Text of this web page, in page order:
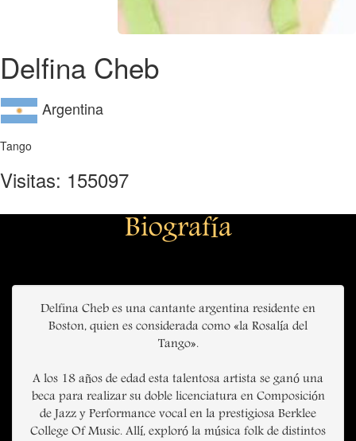
Delfina Cheb
Argentina
Tango
Visitas: 155097
Biografía
Delfina Cheb es una cantante argentina residente en
Boston, quien es considerada como «la Rosalía del
Tango».
A los 18 años de edad esta talentosa artista se ganó una
beca para realizar su doble licenciatura en Composición
de Jazz y Performance vocal en la prestigiosa Berklee
College Of Music. Allí, exploró la música folk de distintos